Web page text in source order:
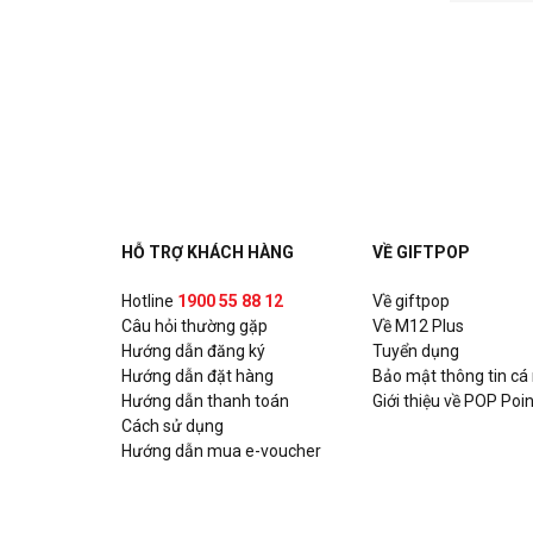
HỖ TRỢ KHÁCH HÀNG
Hotline 1900 55 88 12
Câu hỏi thường gặp
Hướng dẫn đăng ký
Hướng dẫn đặt hàng
Hướng dẫn thanh toán
Cách sử dụng
Hướng dẫn mua e-voucher
VỀ GIFTPOP
Về giftpop
Về M12 Plus
Tuyển dụng
Bảo mật thông tin cá
Giới thiệu về POP